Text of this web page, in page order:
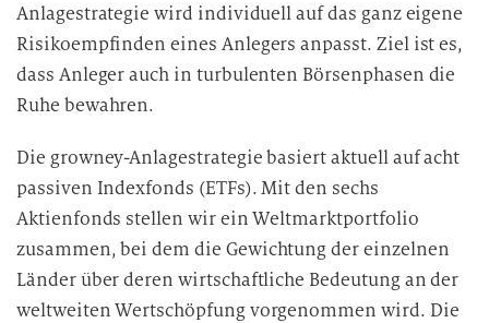
Anlagestrategie wird individuell auf das ganz eigene
Risikoempfinden eines Anlegers anpasst. Ziel ist es,
dass Anleger auch in turbulenten Börsenphasen die
Ruhe bewahren.
Die growney-Anlagestrategie basiert aktuell auf acht
passiven Indexfonds (ETFs). Mit den sechs
Aktienfonds stellen wir ein Weltmarktportfolio
zusammen, bei dem die Gewichtung der einzelnen
Länder über deren wirtschaftliche Bedeutung an der
weltweiten Wertschöpfung vorgenommen wird. Die